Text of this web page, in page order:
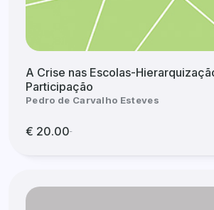
A Crise nas Escolas-
Participação
Pedro de Carvalho Esteves
€ 20.00